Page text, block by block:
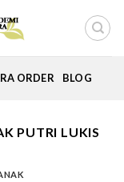
ORDER BLOG
PUTRI LUKIS